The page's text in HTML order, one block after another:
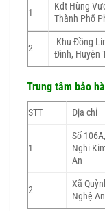
1
Kđt Hùng
Thành Phố
2
Khu Đồng
Đình, Huyện
Trung tâm bảo
STT Địa chỉ
1
Số
Nghi
An
2
Xã
Nghệ An